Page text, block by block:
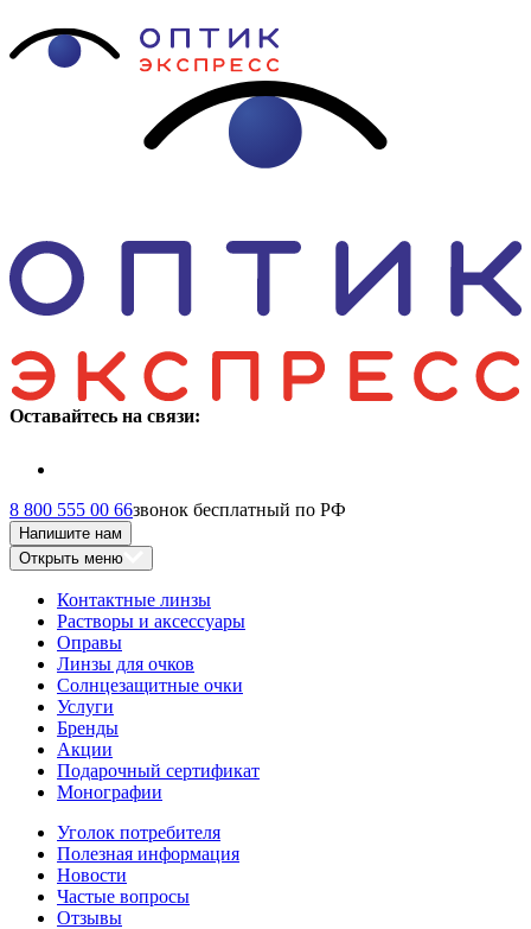
Оставайтесь на связи:
8 800 555 00 66звонок бесплатный по РФ
Напишите нам
Открыть меню
Контактные линзы
Растворы и аксессуары
Оправы
Линзы для очков
Солнцезащитные очки
Услуги
Бренды
Акции
Подарочный сертификат
Монографии
Уголок потребителя
Полезная информация
Новости
Частые вопросы
Отзывы